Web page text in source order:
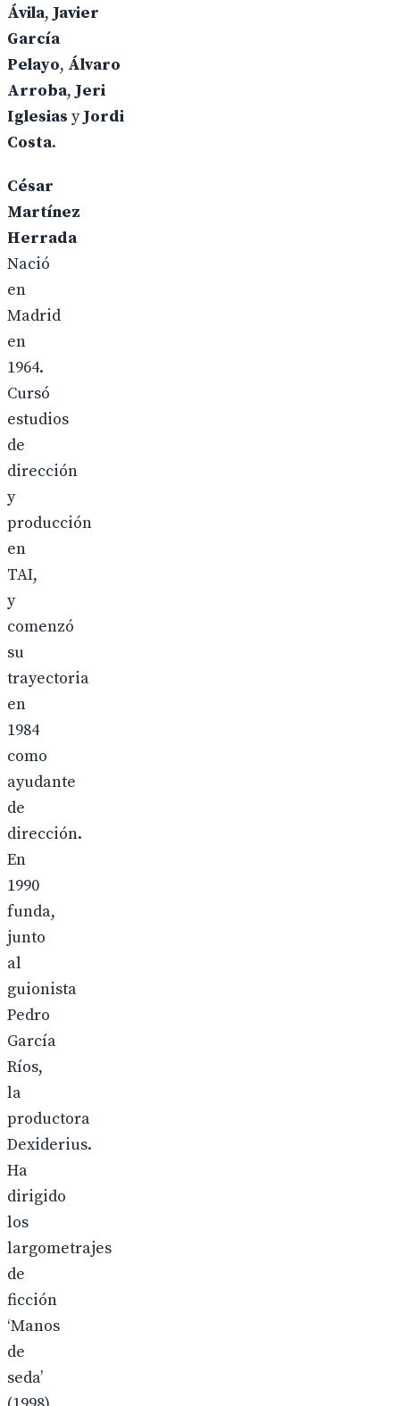
Ávila, Javier
García
Pelayo, Álvaro
Arroba, Jeri
Iglesias yJordi
Costa.
César
Martínez
Herrada
Nació
en
Madrid
en
1964.
Cursó
estudios
de
dirección
y
producción
en
TAI,
y
comenzó
su
trayectoria
en
1984
como
ayudante
de
dirección.
En
1990
funda,
junto
al
guionista
Pedro
García
Ríos,
la
productora
Dexiderius.
Ha
dirigido
los
largometrajes
de
ficción
‘Manos
de
seda’